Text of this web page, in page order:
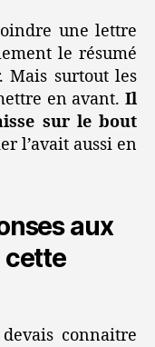
une lettre
le résumé
Mais surtout les
en avant. Il
sur le bout
l’avait aussi en
aux
cette
connaitre